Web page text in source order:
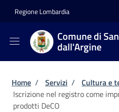
Regione Lombardia
Comune di
dall'Argine
Briciole di pane
Home / Servizi / Cultura e
Iscrizione nel registro come
prodotti DeCO